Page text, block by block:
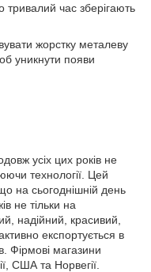
тривалий час зберігають
жорстку металеву
уникнути появи
усіх цих років не
технології. Цей
на сьогоднішній день
не тільки на
надійний, красивий,
експортується в
Фірмові магазини
США та Норвегії.